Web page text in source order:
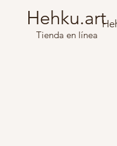
Hehku.art
Tienda en línea